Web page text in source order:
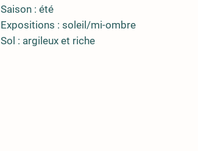
Saison : été
Expositions : soleil/mi-ombre
Sol : argileux et riche